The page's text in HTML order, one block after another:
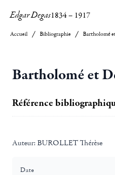
Edgar Degas1834– 1917
Accueil Bibliographie Bartholomé
Bartholomé et
Référence
Auteur: BUROLLET Thérèse
Date